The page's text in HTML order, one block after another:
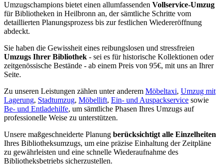
Umzugschampions bietet einen allumfassenden Vollservice-Umzug
für Bibliotheken in Heilbronn an, der sämtliche Schritte vom
detaillierten Planungsprozess bis zur festlichen Wiedereröffnung
abdeckt.
Sie haben die Gewissheit eines reibungslosen und stressfreien
Umzugs Ihrer Bibliothek - sei es für historische Kollektionen oder
zeitgenössische Bestände - ab einem Preis von 95€, mit uns an Ihrer
Seite.
Zu unseren Leistungen zählen unter anderem Möbeltaxi, Umzug mit
Lagerung, Stadtumzug, Möbellift, Ein- und Auspackservice sowie
Be- und Entladehilfe, um sämtliche Phasen Ihres Umzugs auf
professionelle Weise zu unterstützen.
Unsere maßgeschneiderte Planung berücksichtigt alle Einzelheiten
Ihres Bibliotheksumzugs, um eine präzise Einhaltung der Zeitpläne
zu gewährleisten und eine schnelle Wiederaufnahme des
Bibliotheksbetriebs sicherzustellen.